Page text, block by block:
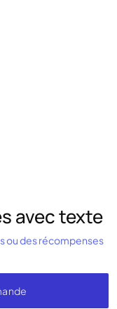
avec texte
ou des récompenses